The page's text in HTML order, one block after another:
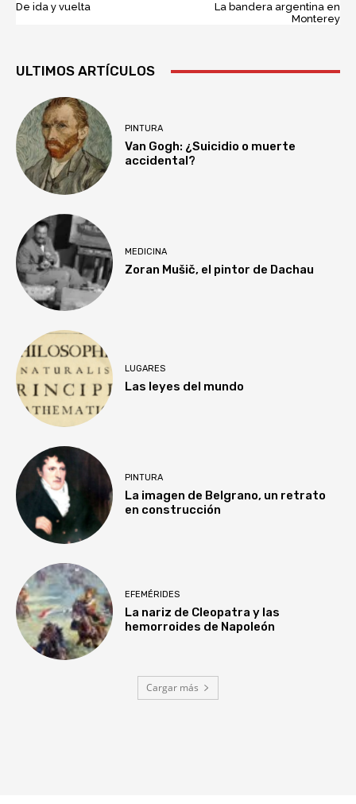
De ida y vuelta
La bandera argentina en
Monterey
ULTIMOS ARTÍCULOS
PINTURA
Van Gogh: ¿Suicidio o muerte
accidental?
MEDICINA
Zoran Mušič, el pintor de Dachau
LUGARES
Las leyes del mundo
PINTURA
La imagen de Belgrano, un retrato
en construcción
EFEMÉRIDES
La nariz de Cleopatra y las
hemorroides de Napoleón
Cargar más